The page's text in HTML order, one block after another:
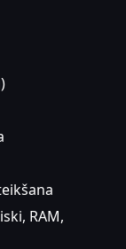
RAM,